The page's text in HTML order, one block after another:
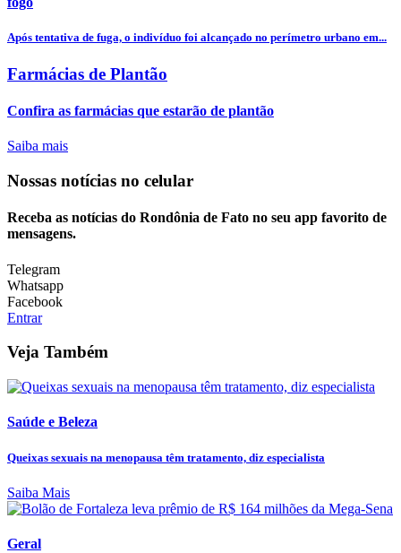
Após tentativa de fuga, o indivíduo foi alcançado no perímetro urbano em...
Farmácias de Plantão
Confira as farmácias que estarão de plantão
Saiba mais
Nossas notícias no celular
Receba as notícias do Rondônia de Fato no seu app favorito de
mensagens.
Telegram
Whatsapp
Facebook
Entrar
Veja Também
Saúde e Beleza
Queixas sexuais na menopausa têm tratamento, diz especialista
Saiba Mais
Geral